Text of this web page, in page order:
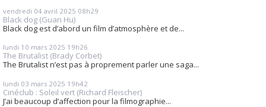
vendredi 04 avril 2025 08h29
Black dog (Guan Hu)
Black dog est d’abord un film d’atmosphère et de...
lundi 10 mars 2025 19h26
The Brutalist (Brady Corbet)
The Brutalist n’est pas à proprement parler une saga...
lundi 03 mars 2025 19h42
Cinéclub : Soleil vert (Richard Fleischer)
J’ai beaucoup d’affection pour la filmographie...